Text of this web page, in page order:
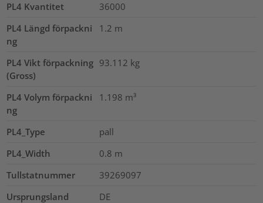
PL4 Kvantitet
36000
PL4 Längd förpackni
ng
1.2 m
PL4 Vikt förpackning
(Gross)
93.112 kg
PL4 Volym förpackni
ng
1.198 m³
PL4_Type
pall
PL4_Width
0.8 m
Tullstatnummer
39269097
Ursprungsland
DE